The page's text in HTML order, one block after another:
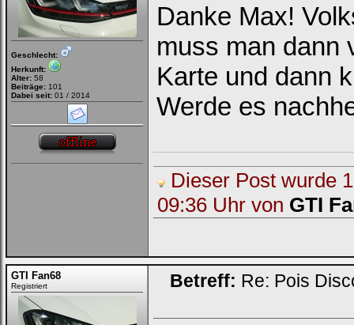
Geschlecht:
Herkunft:
Alter: 58
Beiträge: 101
Dabei seit: 01 / 2014
Danke Max!
muss man dann
Karte und dann
Werde es
Dieser Post wurde
09:36 Uhr von GTI
GTI Fan68
Registriert Betreff: Re: Pois